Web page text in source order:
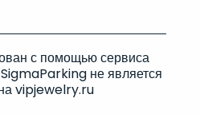
с помощью сервиса
не является
vipjewelry.ru